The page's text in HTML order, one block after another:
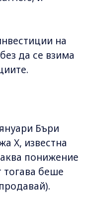
на
да се взима
Бъри
X, известна
понижение
тогава беше